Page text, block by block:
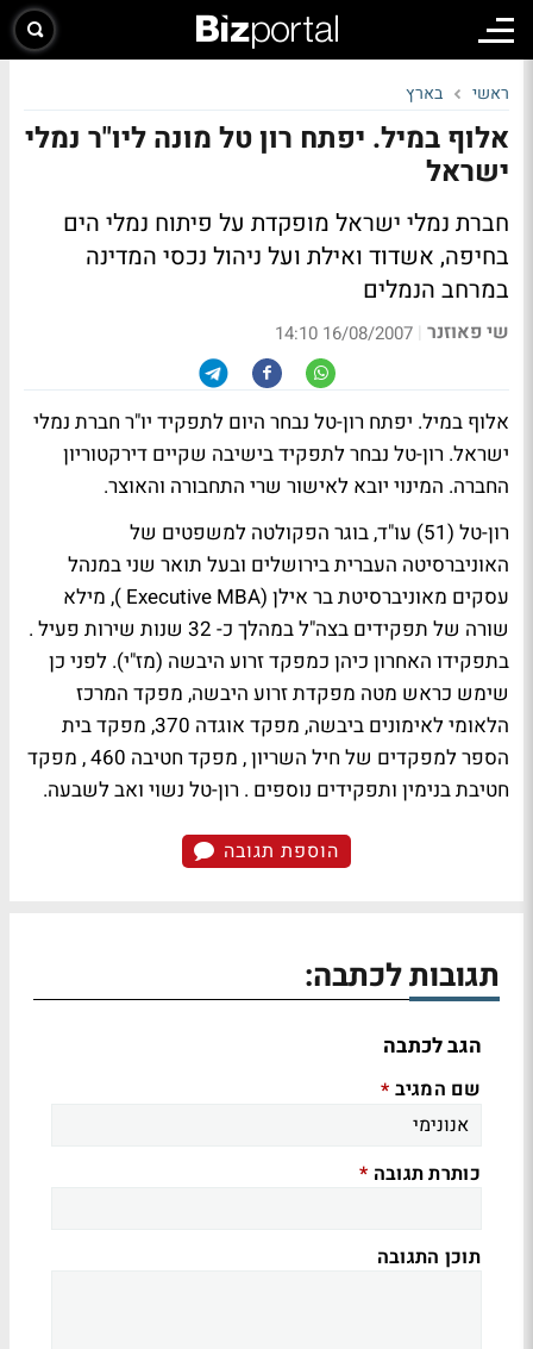
ראשי בארץ
אלוף במיל. יפתח רון טל מונה ליו"ר נמלי
ישראל
חברת נמלי ישראל מופקדת על פיתוח נמלי הים
בחיפה, אשדוד ואילת ועל ניהול נכסי המדינה
במרחב הנמלים
שי פאוזנר |
16/08/2007 14:10
אלוף במיל. יפתח רון-טל נבחר היום לתפקיד יו"ר חברת נמלי
ישראל. רון-טל נבחר לתפקיד בישיבה שקיים דירקטוריון
החברה. המינוי יובא לאישור שרי התחבורה והאוצר.
רון-טל (51) עו"ד, בוגר הפקולטה למשפטים של
האוניברסיטה העברית בירושלים ובעל תואר שני במנהל
עסקים מאוניברסיטת בר אילן (Executive MBA ), מילא
שורה של תפקידים בצה"ל במהלך כ- 32 שנות שירות פעיל .
בתפקידו האחרון כיהן כמפקד זרוע היבשה (מז"י). לפני כן
שימש כראש מטה מפקדת זרוע היבשה, מפקד המרכז
הלאומי לאימונים ביבשה, מפקד אוגדה 370, מפקד בית
הספר למפקדים של חיל השריון , מפקד חטיבה 460 , מפקד
חטיבת בנימין ותפקידים נוספים . רון-טל נשוי ואב לשבעה.
הוספת תגובה
תגובות לכתבה:
הגב לכתבה
שם המגיב *
כותרת תגובה *
תוכן התגובה